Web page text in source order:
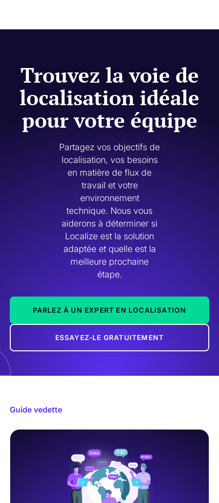
lancement de votre équipe, ainsi qu'un soutien tout au long du
coûts opérationnels jusqu'à 50 % à mesure que le volume de
contenu et le nombre de langues augmentent.
Trouvez la voie de
localisation idéale
pour votre équipe
Partagez vos objectifs de
localisation, vos besoins
en matière de flux de
travail et votre
environnement
technique. Nous vous
aiderons à déterminer si
Localize est la solution
adaptée et quelle est la
meilleure prochaine
étape.
PARLEZ À UN EXPERT EN LOCALISATION
ESSAYEZ-LE GRATUITEMENT
Guide vedette